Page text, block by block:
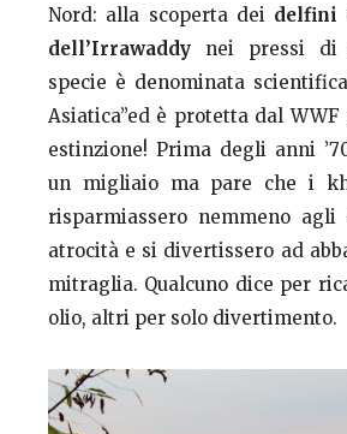
Nord: alla scoperta dei delfini
dell’Irrawaddy nei pressi di
specie è denominata
Asiatica”ed è protetta dal
estinzione! Prima degli anni
un migliaio ma pare che i
risparmiassero nemmeno
atrocità e si divertissero ad
mitraglia. Qualcuno dice per
olio, altri per solo divertimento.